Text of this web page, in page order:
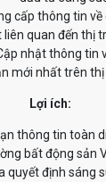
cấp thông tin
quan đến thị
nhật thông tin
mới nhất trên thị
Lợi ích:
thông tin toàn
bất động sản
quyết định sáng